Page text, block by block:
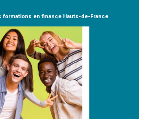
formations en finance Hauts-de-France